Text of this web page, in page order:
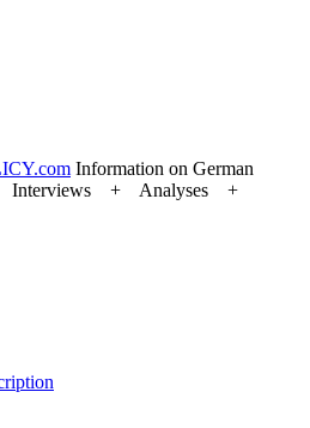
.com Information on German
Interviews + Analyses +